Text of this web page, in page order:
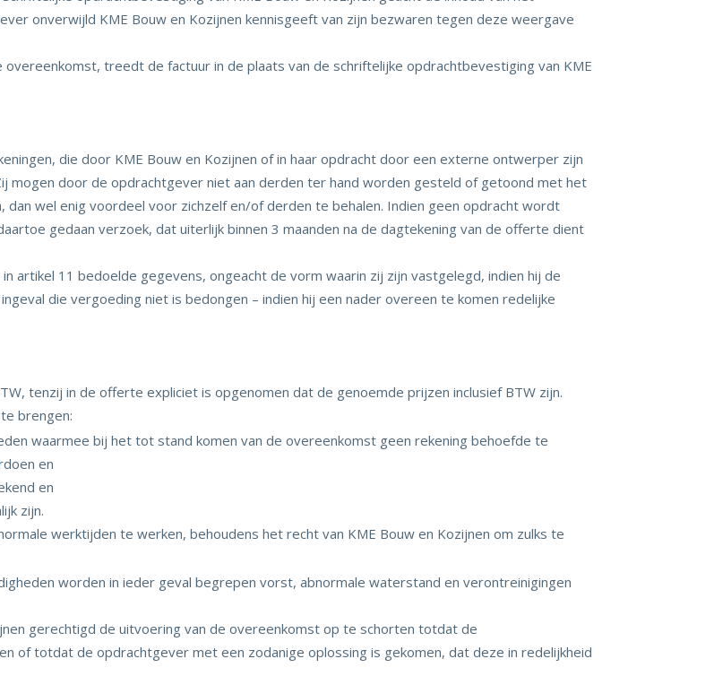
onverwijld KME Bouw en Kozijnen kennisgeeft van zijn bezwaren tegen deze weergave
treedt de factuur in de plaats van de schriftelijke opdrachtbevestiging van KME
die door KME Bouw en Kozijnen of in haar opdracht door een externe ontwerper zijn
mogen door de opdrachtgever niet aan derden ter hand worden gesteld of getoond met het
wel enig voordeel voor zichzelf en/of derden te behalen. Indien geen opdracht wordt
gedaan verzoek, dat uiterlijk binnen 3 maanden na de dagtekening van de offerte dient
artikel 11 bedoelde gegevens, ongeacht de vorm waarin zij zijn vastgelegd, indien hij de
die vergoeding niet is bedongen – indien hij een nader overeen te komen redelijke
tenzij in de offerte expliciet is opgenomen dat de genoemde prijzen inclusief BTW zijn.
brengen:
waarmee bij het tot stand komen van de overeenkomst geen rekening behoefde te
en
en
zijn.
werktijden te werken, behoudens het recht van KME Bouw en Kozijnen om zulks te
worden in ieder geval begrepen vorst, abnormale waterstand en verontreinigingen
gerechtigd de uitvoering van de overeenkomst op te schorten totdat de
of totdat de opdrachtgever met een zodanige oplossing is gekomen, dat deze in redelijkheid